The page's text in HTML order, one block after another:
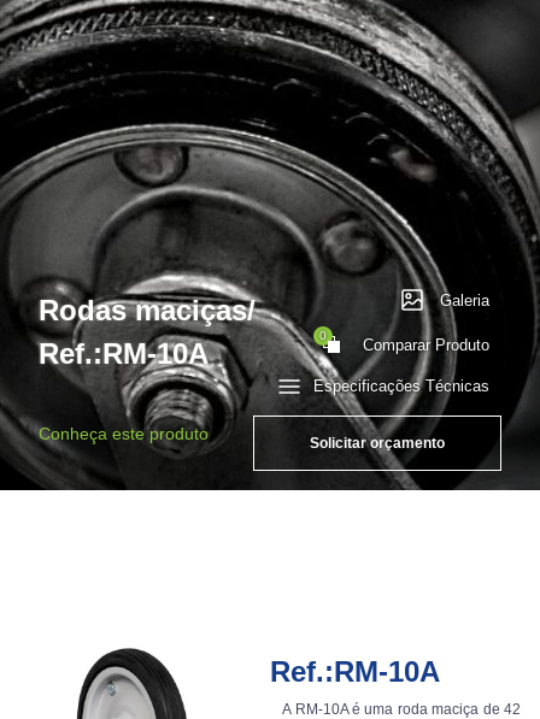
Rodas maciças/
Ref.:RM-10A
Especificações Técnicas
Galeria
0 Comparar Produto
Conheça este produto Solicitar orçamento
Ref.:RM-10A
A RM-10A é uma roda maciça de 42